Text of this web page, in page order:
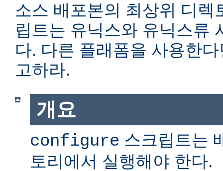
소스 배포본의 최상위 디렉
립트는 유닉스와 유닉스류
다. 다른 플래폼을 사용한
고하라.
개요
configure 스크립트는
토리에서 실행해야 한다.